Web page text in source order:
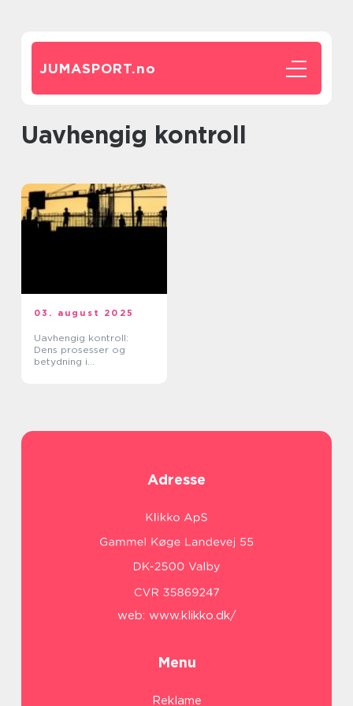
JUMASPORT.no
uavhengig kontroll
03. august 2025
Uavhengig kontroll:
Dens prosesser og
betydning i
Adresse
web: www.klikko.dk/
Menu
Reklame